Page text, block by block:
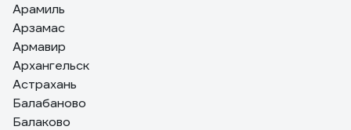
Арамиль
Арзамас
Армавир
Архангельск
Астрахань
Балабаново
Балаково